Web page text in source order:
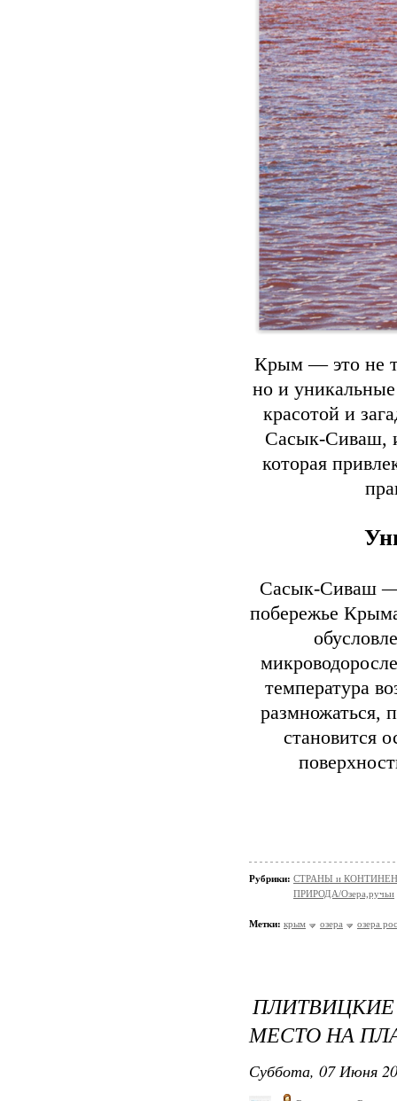
Крым — это не
но и
красотой и
Сасык-Сиваш,
которая
Сасык-Сиваш —
побережье
температура
размножаться,
становится
Рубрики: СТРАНЫ и
ПРИРОДА/Озера,ручьи
Метки: крым озера озера
МЕСТО НА
Суббота, 07 Июня